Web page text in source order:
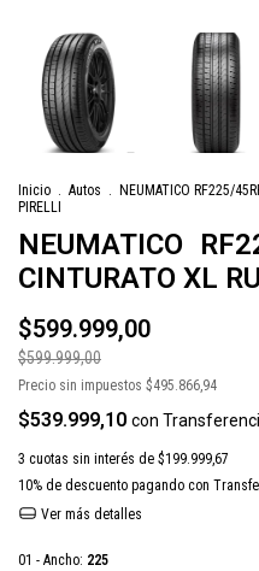
Inicio Autos
NEUMATICO RF225/
PIRELLI
NEUMATICO
CINTURATO XL
$599.999,00
$599.999,00
Precio sin impuestos $495.866,94
$539.999,10 con
3 cuotas sin interés de $199.999,67
10% de descuento pagando con
Ver más detalles
01 - Ancho: 225